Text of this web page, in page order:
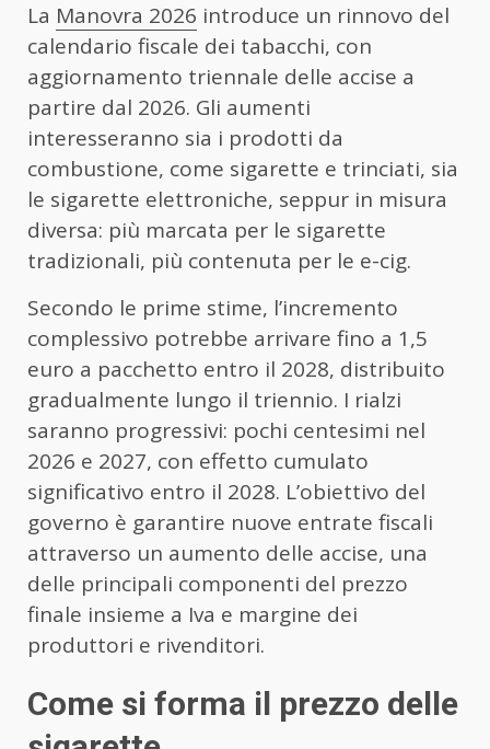
La Manovra 2026 introduce un rinnovo del
calendario fiscale dei tabacchi, con
aggiornamento triennale delle accise a
partire dal 2026. Gli aumenti
interesseranno sia i prodotti da
combustione, come sigarette e trinciati, sia
le sigarette elettroniche, seppur in misura
diversa: più marcata per le sigarette
tradizionali, più contenuta per le e-cig.
Secondo le prime stime, l’incremento
complessivo potrebbe arrivare fino a 1,5
euro a pacchetto entro il 2028, distribuito
gradualmente lungo il triennio. I rialzi
saranno progressivi: pochi centesimi nel
2026 e 2027, con effetto cumulato
significativo entro il 2028. L’obiettivo del
governo è garantire nuove entrate fiscali
attraverso un aumento delle accise, una
delle principali componenti del prezzo
finale insieme a Iva e margine dei
produttori e rivenditori.
Come si forma il prezzo delle